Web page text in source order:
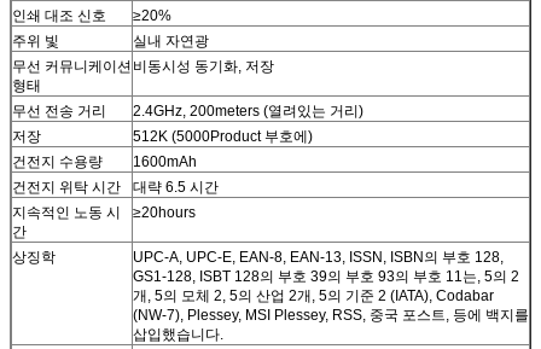
인쇄 대조 신호
≥20%
주위 빛
실내 자연광
무선 커뮤니케이션
형태
비동시성 동기화, 저장
무선 전송 거리
2.4GHz, 200meters (열려있는 거리)
저장
512K (5000Product 부호에)
건전지 수용량
1600mAh
건전지 위탁 시간
대략 6.5 시간
지속적인 노동 시
간
≥20hours
상징학
UPC-A, UPC-E, EAN-8, EAN-13, ISSN, ISBN의 부호 128,
GS1-128, ISBT 128의 부호 39의 부호 93의 부호 11는, 5의 2
개, 5의 모체 2, 5의 산업 2개, 5의 기준 2 (IATA), Codabar
(NW-7), Plessey, MSI Plessey, RSS, 중국 포스트, 등에 백지를
삽입했습니다.